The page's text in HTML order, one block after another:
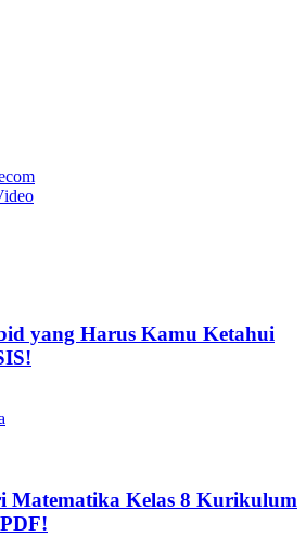
yang Harus Kamu Ketahui
Matematika Kelas 8 Kurikulum